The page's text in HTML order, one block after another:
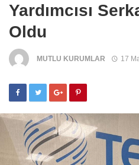
Yardımcısı
Oldu
MUTLU KURUMLAR 17